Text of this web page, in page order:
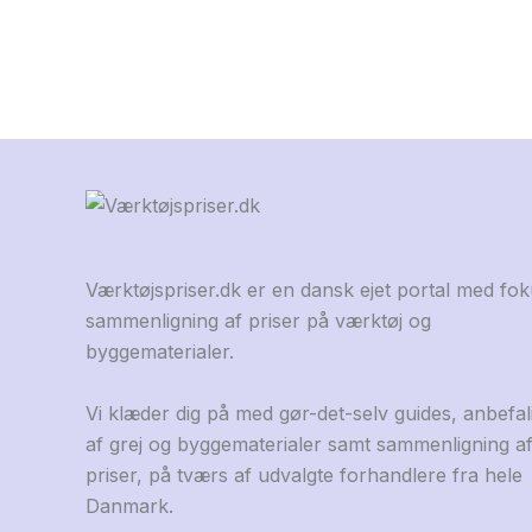
Værktøjspriser.dk er en dansk ejet portal med
sammenligning af priser på værktøj og
byggematerialer.
Vi klæder dig på med gør-det-selv guides,
af grej og byggematerialer samt sammenligning af
priser, på tværs af udvalgte forhandlere fra hele
Danmark.